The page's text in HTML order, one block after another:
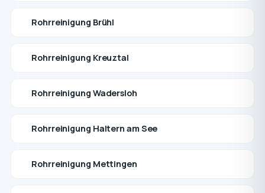
Rohrreinigung Brühl
Rohrreinigung Kreuztal
Rohrreinigung Wadersloh
Rohrreinigung Haltern am See
Rohrreinigung Mettingen